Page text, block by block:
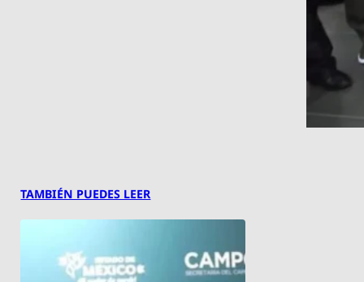
TAMBIÉN PUEDES LEER